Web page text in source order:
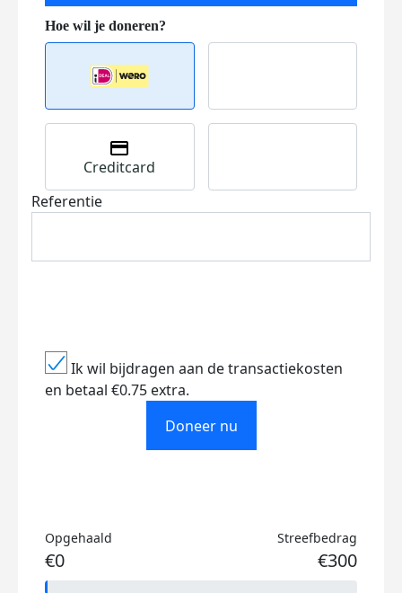
Creditcard
Referentie
Ik wil bijdragen aan de transactiekosten
en betaal €0.75 extra.
Doneer nu
Opgehaald
€0
Streefbedrag
€300